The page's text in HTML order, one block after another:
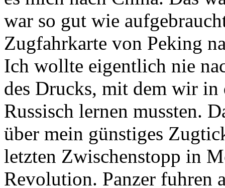
war so gut wie
Zugfahrkarte von Peking
Ich wollte eigentlich nie
des Drucks, mit dem wir in
Russisch lernen mussten.
über mein günstiges
letzten Zwischenstopp in
Revolution. Panzer fuhren